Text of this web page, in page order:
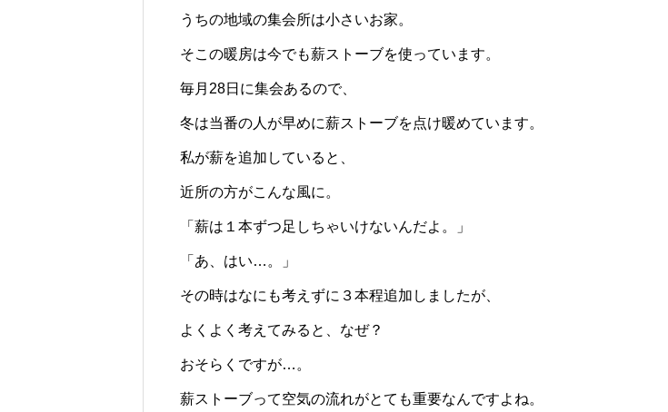
じられる時間のために
ロバの暮らしと魅力とは？
うちの地域の集会所は小さいお家。
そこの暖房は今でも薪ストーブを使っています。
毎月28日に集会あるので、
冬は当番の人が早めに薪ストーブを点け暖めています。
私が薪を追加していると、
近所の方がこんな風に。
「薪は１本ずつ足しちゃいけないんだよ。」
「あ、はい…。」
その時はなにも考えずに３本程追加しましたが、
よくよく考えてみると、なぜ？
おそらくですが…。
薪ストーブって空気の流れがとても重要なんですよね。